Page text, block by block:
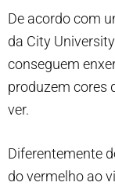
De acordo com
da City
conseguem
produzem cores
ver.
Diferentemente
do vermelho ao